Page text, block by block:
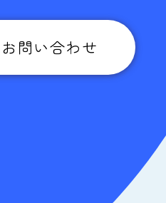
お問い合わせ